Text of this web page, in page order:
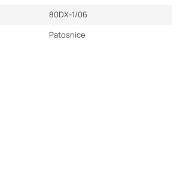
80DX-1/06
Patosnice